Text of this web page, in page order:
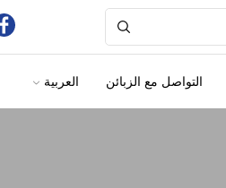
التواصل مع الزبائن العربية